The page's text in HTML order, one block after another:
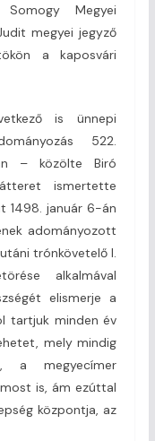
Megyei
megyei jegyző
a kaposvári
is ünnepi
522.
– közölte Biró
ismertette
1498. január 6-án
adományozott
trónkövetelő I.
alkalmával
elismerje a
tartjuk minden év
mely mindig
a megyecímer
is, ám ezúttal
központja, az